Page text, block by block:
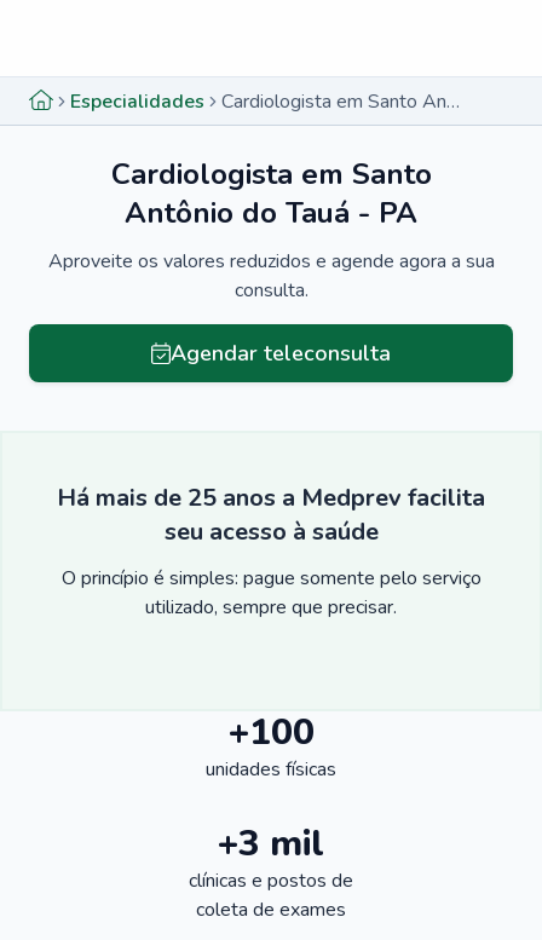
Especialidades Cardiologista em Santo Antônio do Tauá - PA
Cardiologista em Santo
Antônio do Tauá - PA
Aproveite os valores reduzidos e agende agora a sua
consulta.
Agendar teleconsulta
Há mais de 25 anos a Medprev facilita
seu acesso à saúde
O princípio é simples: pague somente pelo serviço
utilizado, sempre que precisar.
+100
unidades físicas
+3 mil
clínicas e postos de
coleta de exames